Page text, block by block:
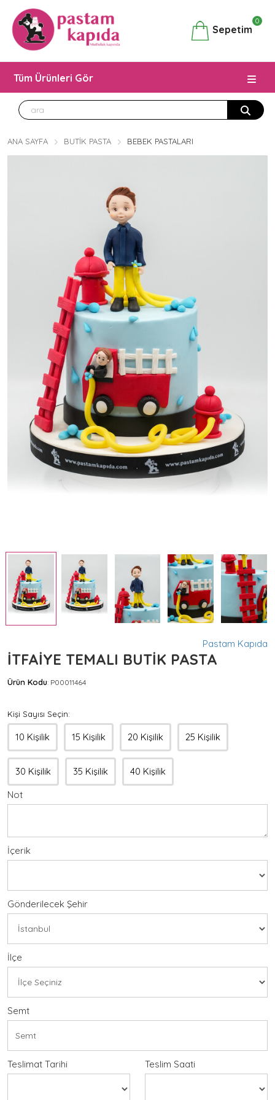
Sepetim
0
Tüm Ürünleri Gör
ANA SAYFA BUTIK PASTA BEBEK PASTALARI
Pastam Kapıda
İTFAİYE TEMALI BUTİK PASTA
Ürün Kodu: P00011464
Kişi Sayısı Seçin:
10 Kişilik 15 Kişilik 20 Kişilik 25 Kişilik
30 Kişilik 35 Kişilik
40 Kişilik
Not
İçerik
Gönderilecek Şehir
İlçe
Semt
Teslimat Tarihi Teslim Saati